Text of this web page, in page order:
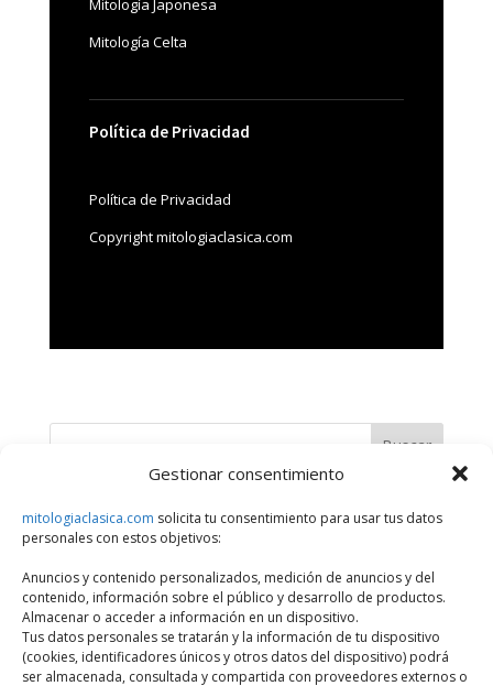
Gestionar consentimiento
mitologiaclasica.com solicita tu consentimiento para usar tus datos
personales con estos objetivos:
Anuncios y contenido personalizados, medición de anuncios y del
contenido, información sobre el público y desarrollo de productos.
Almacenar o acceder a información en un dispositivo.
Tus datos personales se tratarán y la información de tu dispositivo
(cookies, identificadores únicos y otros datos del dispositivo) podrá
ser almacenada, consultada y compartida con proveedores externos o
Mitología Japonesa
Mitología Celta
Política de Privacidad
Política de Privacidad
Copyright mitologiaclasica.com
Buscar
Últimos artículos
¿Qué Divinidad, Héroe o Personaje Mitológico eres?
Series sobre dioses y héroes de la mitología griega
Historias de amor entre dioses y mortales en la mitología
griega
Castigos divinos en la mitología griega por desafiar a los